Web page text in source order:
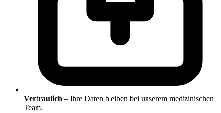
Vertraulich – Ihre Daten bleiben bei unserem medizinischen
Team.